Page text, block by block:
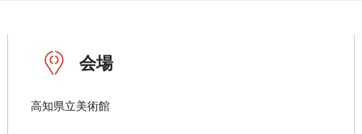
会場
高知県立美術館